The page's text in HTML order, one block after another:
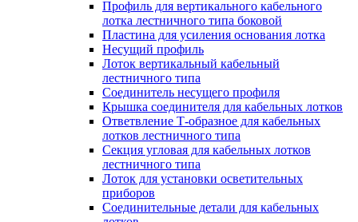
Профиль для вертикального кабельного
лотка лестничного типа боковой
Пластина для усиления основания лотка
Несущий профиль
Лоток вертикальный кабельный
лестничного типа
Соединитель несущего профиля
Крышка соединителя для кабельных лотков
Ответвление Т-образное для кабельных
лотков лестничного типа
Секция угловая для кабельных лотков
лестничного типа
Лоток для установки осветительных
приборов
Соединительные детали для кабельных